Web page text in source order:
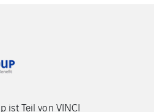
ist Teil von VINCI